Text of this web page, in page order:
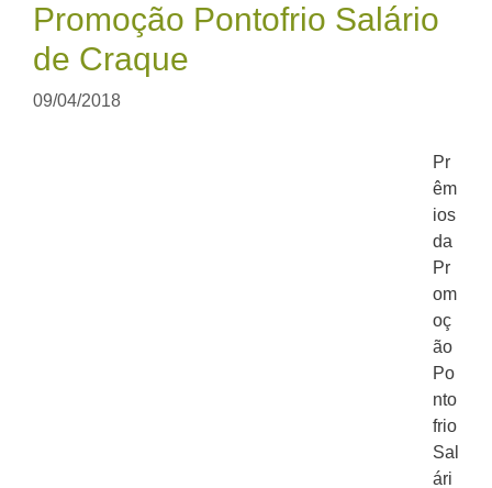
Promoção Pontofrio Salário
de Craque
09/04/2018
Pr
êm
ios
da
Pr
om
oç
ão
Po
nto
frio
Sal
ári